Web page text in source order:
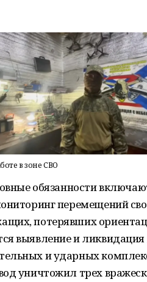
в зоне СВО
обязанности
перемещений
потерявших
выявление и
и ударных
уничтожил трех